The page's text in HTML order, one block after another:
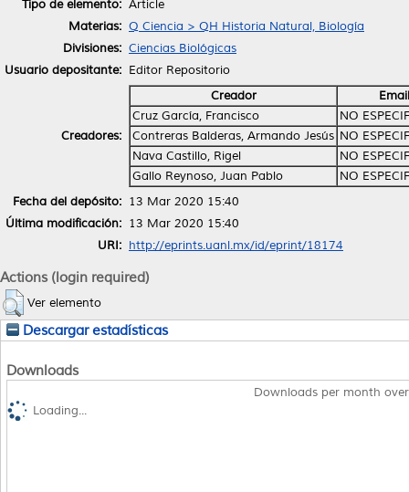
Tipo de elemento: Article
Materias: Q Ciencia > QH Historia Natural, Biología
Divisiones: Ciencias Biológicas
Usuario depositante: Editor Repositorio
Creadores:
Creador
Email
Cruz García, Francisco
NO
Contreras Balderas, Armando Jesús NO
Nava Castillo, Rigel
NO
Gallo Reynoso, Juan Pablo
NO
Fecha del depósito: 13 Mar 2020 15:40
Última modificación: 13 Mar 2020 15:40
URI: http://eprints.uanl.mx/id/eprint/18174
Actions (login required)
Ver elemento
Descargar estadísticas
Downloads
Downloads per month
Loading...